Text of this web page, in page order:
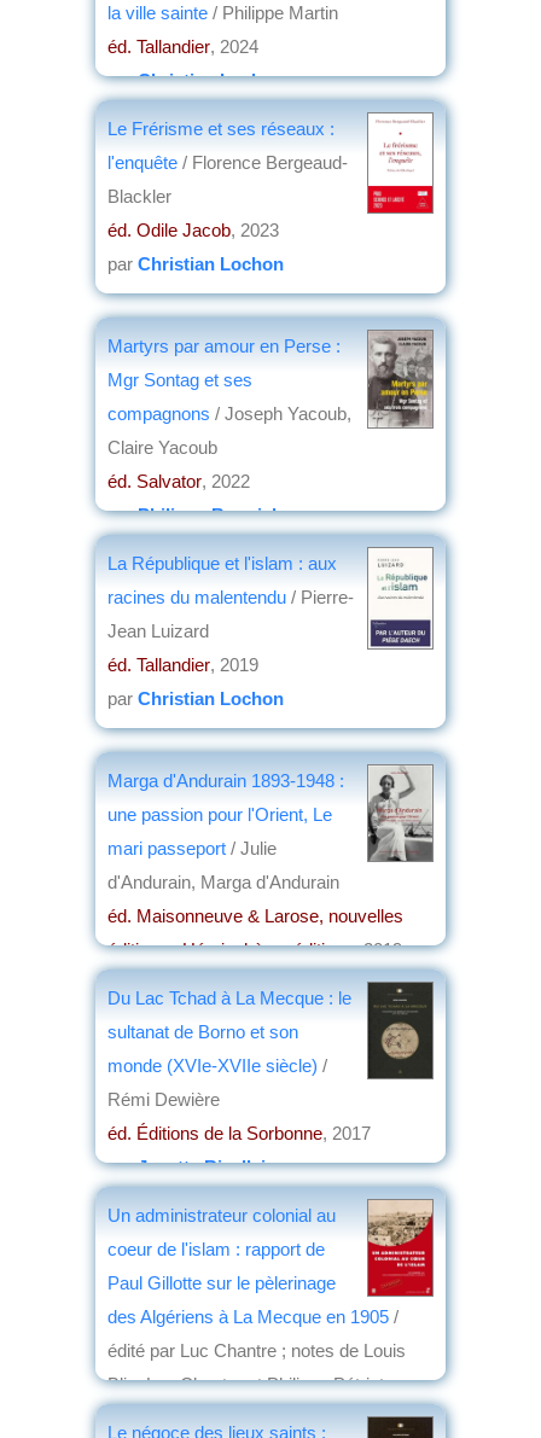
la ville sainte / Philippe Martin
éd. Tallandier, 2024
parChristian Lochon
Le Frérisme et ses réseaux :
l'enquête / Florence Bergeaud-
Blackler
éd. Odile Jacob, 2023
par Christian Lochon
Martyrs par amour en Perse :
Mgr Sontag et ses
compagnons / Joseph Yacoub,
Claire Yacoub
éd. Salvator, 2022
parPhilippe Bonnichon
La République et l'islam : aux
racines du malentendu / Pierre-
Jean Luizard
éd. Tallandier, 2019
par Christian Lochon
Marga d'Andurain 1893-1948 :
une passion pour l'Orient, Le
mari passeport / Julie
d'Andurain, Marga d'Andurain
éd. Maisonneuve & Larose, nouvelles
éditions , Hémisphères éditions, 2019
Du Lac Tchad à La Mecque : le
sultanat de Borno et son
monde (XVIe-XVIIe siècle) /
Rémi Dewière
éd. Éditions de la Sorbonne, 2017
parJosette Rivallain
Un administrateur colonial au
coeur de l'islam : rapport de
Paul Gillotte sur le pèlerinage
des Algériens à La Mecque en 1905 /
édité par Luc Chantre ; notes de Louis
Blin, Luc Chantre et Philippe Pétriat
éd. Presses universitaires de Provence,
Le négoce des lieux saints :